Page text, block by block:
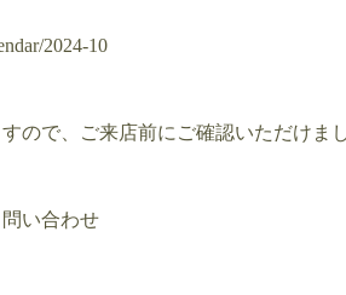
2024-10
ので、ご来店前にご確認いただけ
い合わせ